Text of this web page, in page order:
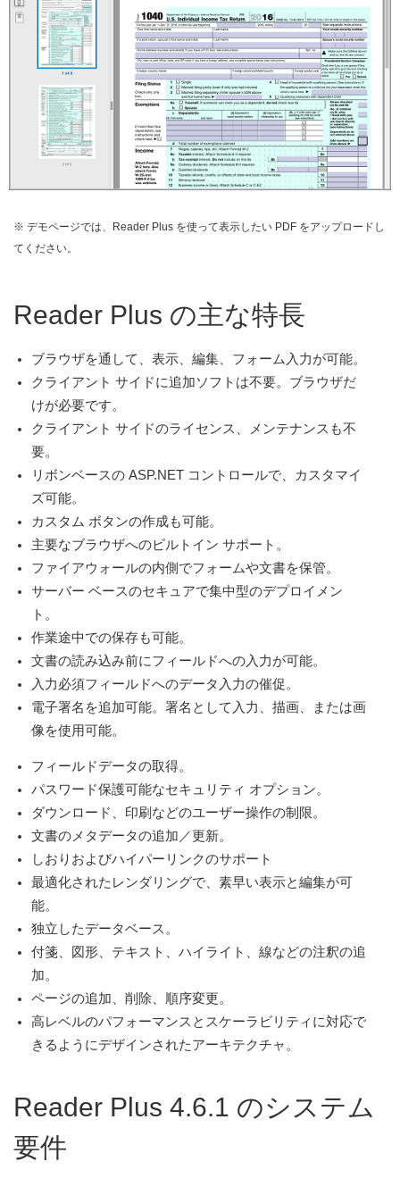
※ デモページでは、Reader Plus を使って表示したい PDF をアップロードし
てください。
Reader Plus の主な特長
ブラウザを通して、表示、編集、フォーム入力が可能。
クライアント サイドに追加ソフトは不要。ブラウザだ
けが必要です。
クライアント サイドのライセンス、メンテナンスも不
要。
リボンベースの ASP.NET コントロールで、カスタマイ
ズ可能。
カスタム ボタンの作成も可能。
主要なブラウザへのビルトイン サポート。
ファイアウォールの内側でフォームや文書を保管。
サーバー ベースのセキュアで集中型のデプロイメン
ト。
作業途中での保存も可能。
文書の読み込み前にフィールドへの入力が可能。
入力必須フィールドへのデータ入力の催促。
電子署名を追加可能。署名として入力、描画、または画
像を使用可能。
フィールドデータの取得。
パスワード保護可能なセキュリティ オプション。
ダウンロード、印刷などのユーザー操作の制限。
文書のメタデータの追加／更新。
しおりおよびハイパーリンクのサポート
最適化されたレンダリングで、素早い表示と編集が可
能。
独立したデータベース。
付箋、図形、テキスト、ハイライト、線などの注釈の追
加。
ページの追加、削除、順序変更。
高レベルのパフォーマンスとスケーラビリティに対応で
きるようにデザインされたアーキテクチャ。
Reader Plus 4.6.1 のシステム
要件